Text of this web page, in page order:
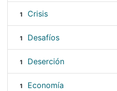
1 Crisis
1 Desafíos
1 Deserción
1 Economía